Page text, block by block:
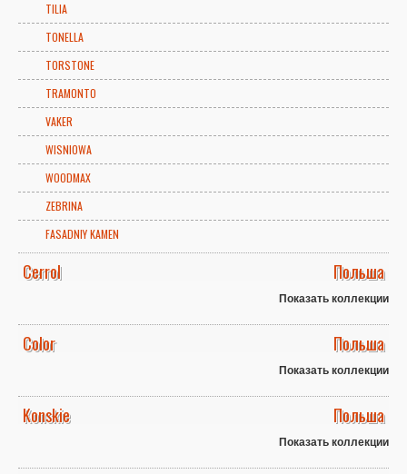
TILIA
TONELLA
TORSTONE
TRAMONTO
VAKER
WISNIOWA
WOODMAX
ZEBRINA
FASADNIY KAMEN
Cerrol Польша
Показать коллекции
Color Польша
Показать коллекции
Konskie Польша
Показать коллекции